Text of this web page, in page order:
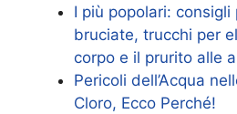
I più popolari:
bruciate, trucchi per
corpo e il prurito alle
Pericoli dell’Acqua
Cloro, Ecco Perché!